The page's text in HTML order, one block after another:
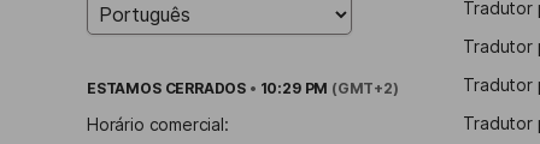
ESTAMOS CERRADOS • 10:29 PM (GMT+2)
Horário comercial:
Tradutor
Tradutor
Tradutor
Tradutor